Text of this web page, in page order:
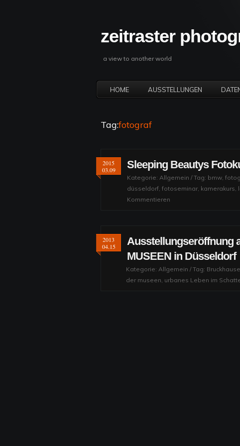
zeitraster
a view to another world
HOME AUSSTELLUNGEN
Tag:fotograf
2015
03.09
Sleeping Beautys
Kategorie: Allgemein / Tag: bmw,
düsseldorf, fotoseminar, kamerakurs,
Kommentieren
2013
04.15
Ausstellungseröffnung
MUSEEN in Düsseldorf
Kategorie: Allgemein / Tag:
der museen, urbanes Leben im